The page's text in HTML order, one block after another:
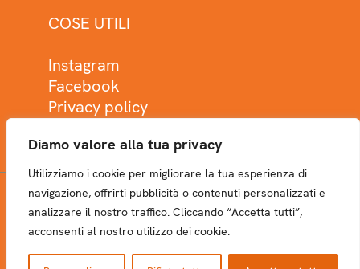
Diamo valore alla tua privacy
Utilizziamo i cookie per migliorare la tua esperienza di
navigazione, offrirti pubblicità o contenuti personalizzati e
analizzare il nostro traffico. Cliccando “Accetta tutti”,
acconsenti al nostro utilizzo dei cookie.
COSE UTILI
Instagram
Facebook
Privacy policy
NEWSLETTER